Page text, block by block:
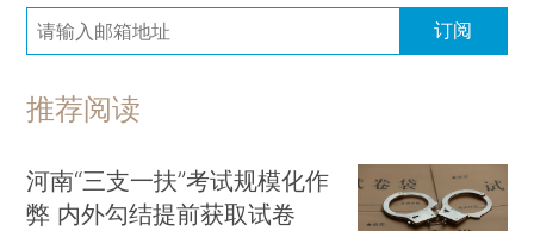
订阅
推荐阅读
河南“三支一扶”考试规模化作
弊 内外勾结提前获取试卷